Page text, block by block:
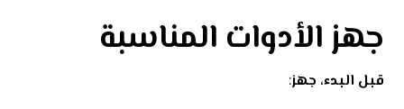
جهز الأدوات المناسبة
قبل البدء، جهز: